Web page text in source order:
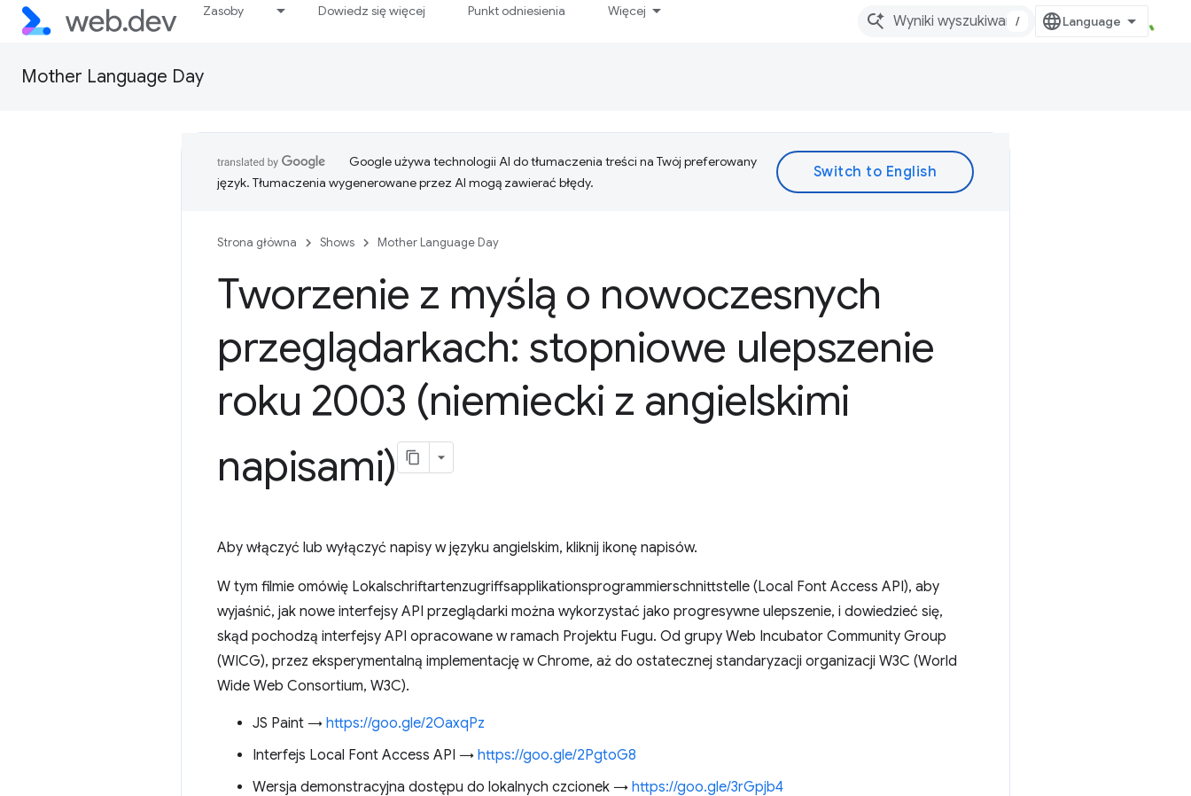
Zasoby Dowiedz się więcej Punkt odniesienia Więcej
/
Mother Language Day
Google używa technologii AI do tłumaczenia treści na Twój preferowany
język. Tłumaczenia wygenerowane przez AI mogą zawierać błędy.
Strona główna Shows Mother Language Day
Tworzenie z myślą o nowoczesnych
przeglądarkach: stopniowe ulepszenie
roku 2003 (niemiecki z angielskimi
napisami)
Aby włączyć lub wyłączyć napisy w języku angielskim, kliknij ikonę napisów.
W tym filmie omówię Lokalschriftartenzugriffsapplikationsprogrammierschnittstelle (Local Font Access API), aby
wyjaśnić, jak nowe interfejsy API przeglądarki można wykorzystać jako progresywne ulepszenie, i dowiedzieć się,
skąd pochodzą interfejsy API opracowane w ramach Projektu Fugu. Od grupy Web Incubator Community Group
(WICG), przez eksperymentalną implementację w Chrome, aż do ostatecznej standaryzacji organizacji W3C (World
Wide Web Consortium, W3C).
JS Paint → https://goo.gle/2OaxqPz
Interfejs Local Font Access API → https://goo.gle/2PgtoG8
Wersja demonstracyjna dostępu do lokalnych czcionek → https://goo.gle/3rGpjb4